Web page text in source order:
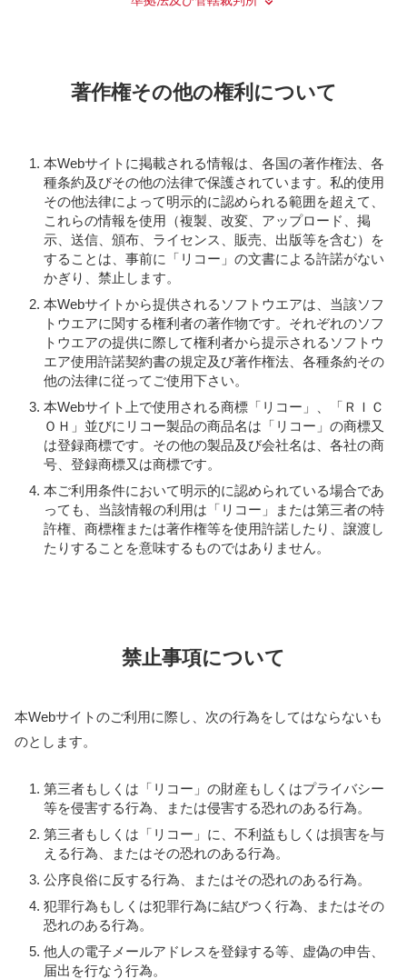
著作権その他の権利について
本Webサイトに掲載される情報は、各国の著作権法、各
種条約及びその他の法律で保護されています。私的使用
その他法律によって明示的に認められる範囲を超えて、
これらの情報を使用（複製、改変、アップロード、掲
示、送信、頒布、ライセンス、販売、出版等を含む）を
することは、事前に「リコー」の文書による許諾がない
かぎり、禁止します。
本Webサイトから提供されるソフトウエアは、当該ソフ
トウエアに関する権利者の著作物です。それぞれのソフ
トウエアの提供に際して権利者から提示されるソフトウ
エア使用許諾契約書の規定及び著作権法、各種条約その
他の法律に従ってご使用下さい。
本Webサイト上で使用される商標「リコー」、「ＲＩＣ
ＯＨ」並びにリコー製品の商品名は「リコー」の商標又
は登録商標です。その他の製品及び会社名は、各社の商
号、登録商標又は商標です。
本ご利用条件において明示的に認められている場合であ
っても、当該情報の利用は「リコー」または第三者の特
許権、商標権または著作権等を使用許諾したり、譲渡し
たりすることを意味するものではありません。
禁止事項について
本Webサイトのご利用に際し、次の行為をしてはならないも
のとします。
第三者もしくは「リコー」の財産もしくはプライバシー
等を侵害する行為、または侵害する恐れのある行為。
第三者もしくは「リコー」に、不利益もしくは損害を与
える行為、またはその恐れのある行為。
公序良俗に反する行為、またはその恐れのある行為。
犯罪行為もしくは犯罪行為に結びつく行為、またはその
恐れのある行為。
他人の電子メールアドレスを登録する等、虚偽の申告、
届出を行なう行為。